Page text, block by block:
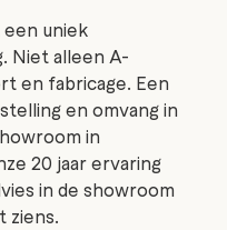
een uniek
Niet alleen A-
en fabricage. Een
en omvang in
in
20 jaar ervaring
in de showroom
ziens.